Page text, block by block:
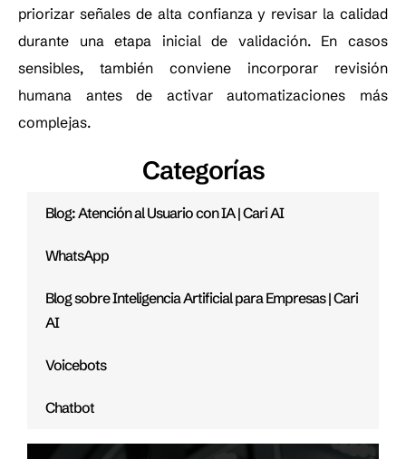
priorizar señales de alta confianza y revisar la calidad
durante una etapa inicial de validación. En casos
sensibles, también conviene incorporar revisión
humana antes de activar automatizaciones más
complejas.
Categorías
Blog: Atención al Usuario con IA | Cari AI
WhatsApp
Blog sobre Inteligencia Artificial para Empresas | Cari
AI
Voicebots
Chatbot